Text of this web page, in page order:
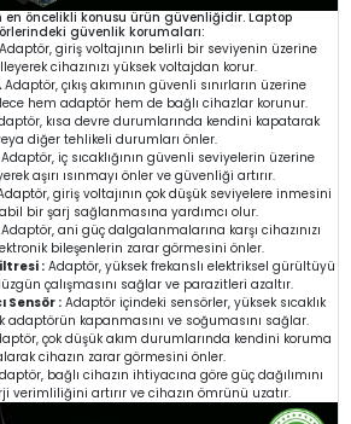
en öncelikli konusu ürün güvenliğidir. Laptop
güvenlik korumaları:
Adaptör, giriş voltajının belirli bir seviyenin üzerine
cihazınızı yüksek voltajdan korur.
Adaptör, çıkış akımının güvenli sınırların üzerine
hem adaptör hem de bağlı cihazlar korunur.
kısa devre durumlarında kendini kapatarak
diğer tehlikeli durumları önler.
Adaptör, iç sıcaklığının güvenli seviyelerin üzerine
aşırı ısınmayı önler ve güvenliği artırır.
giriş voltajının çok düşük seviyelere inmesini
bir şarj sağlanmasına yardımcı olur.
Adaptör, ani güç dalgalanmalarına karşı cihazınızı
bileşenlerin zarar görmesini önler.
:Adaptör, yüksek frekanslı elektriksel gürültüyü
çalışmasını sağlar ve parazitleri azaltır.
Sensör :Adaptör içindeki sensörler, yüksek sıcaklık
adaptörün kapanmasını ve soğumasını sağlar.
çok düşük akım durumlarında kendini koruma
cihazın zarar görmesini önler.
bağlı cihazın ihtiyacına göre güç dağılımını
verimliliğini artırır ve cihazın ömrünü uzatır.